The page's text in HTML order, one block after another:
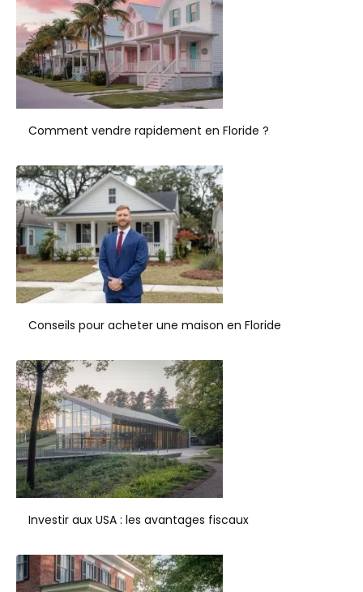
Comment vendre rapidement en Floride ?
Conseils pour acheter une maison en Floride
Investir aux USA : les avantages fiscaux